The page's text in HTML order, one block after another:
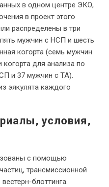
в одном центре ЭКО,
в проект этого
распределены в три
мужчин с НСП и шесть
когорта (семь мужчин
для анализа по
и 37 мужчин с ТА).
эякулята каждого
условия,
с помощью
трансмиссионной
блоттинга.